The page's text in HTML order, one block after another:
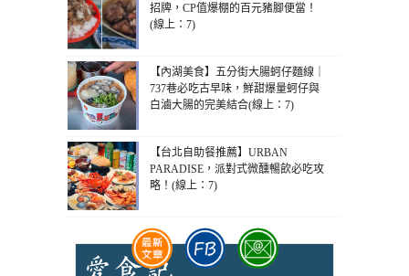
招牌，CP值爆棚的百元豬腳便當！
(線上：7)
【內湖美食】五分街大腸蚵仔麵線｜
737巷必吃古早味，鮮甜爆量蚵仔與
白滷大腸的完美結合(線上：7)
【台北自助餐推薦】URBAN
PARADISE，派對式微醺暢飲必吃攻
略！(線上：7)